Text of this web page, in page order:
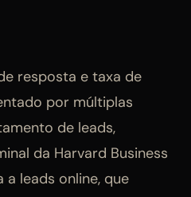
resposta e taxa de
por múltiplas
de leads,
da Harvard Business
a leads online, que